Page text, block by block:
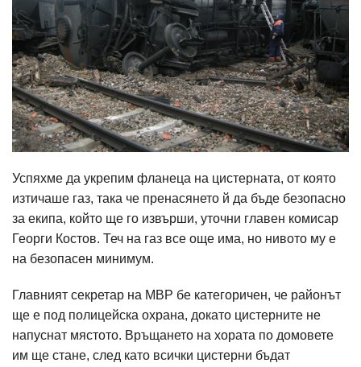
Успяхме да укрепим фланеца на цистерната, от която
изтичаше газ, така че пренасянето й да бъде безопасно
за екипа, който ще го извърши, уточни главен комисар
Георги Костов. Теч на газ все още има, но нивото му е
на безопасен минимум.
Главният секретар на МВР бе категоричен, че районът
ще е под полицейска охрана, докато цистерните не
напуснат мястото. Връщането на хората по домовете
им ще стане, след като всички цистерни бъдат